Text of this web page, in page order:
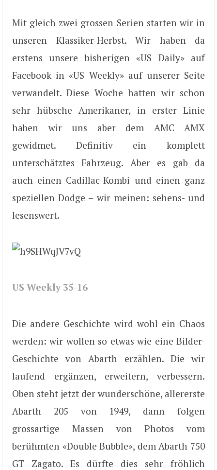
Mit gleich zwei grossen Serien starten wir in
unseren Klassiker-Herbst. Wir haben da
erstens unsere bisherigen «US Daily» auf
Facebook in «US Weekly» auf unserer Seite
verwandelt. Diese Woche hatten wir schon
sehr hübsche Amerikaner, in erster Linie
haben wir uns aber dem AMC AMX
gewidmet. Definitiv ein komplett
unterschätztes Fahrzeug. Aber es gab da
auch einen Cadillac-Kombi und einen ganz
speziellen Dodge – wir meinen: sehens- und
lesenswert.
US Weekly 35-16
Die andere Geschichte wird wohl ein Chaos
werden: wir wollen so etwas wie eine Bilder-
Geschichte von Abarth erzählen. Die wir
laufend ergänzen, erweitern, verbessern.
Oben steht jetzt der wunderschöne, allererste
Abarth 205 von 1949, dann folgen
grossartige Massen von Photos vom
berühmten «Double Bubble», dem Abarth 750
GT Zagato. Es dürfte dies sehr fröhlich